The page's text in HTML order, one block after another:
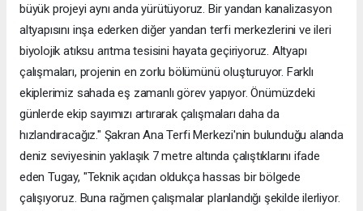
büyük projeyi aynı anda yürütüyoruz. Bir yandan kanalizasyon
altyapısını inşa ederken diğer yandan terfi merkezlerini ve ileri
biyolojik atıksu arıtma tesisini hayata geçiriyoruz. Altyapı
çalışmaları, projenin en zorlu bölümünü oluşturuyor. Farklı
ekiplerimiz sahada eş zamanlı görev yapıyor. Önümüzdeki
günlerde ekip sayımızı artırarak çalışmaları daha da
hızlandıracağız." Şakran Ana Terfi Merkezi'nin bulunduğu alanda
deniz seviyesinin yaklaşık 7 metre altında çalıştıklarını ifade
eden Tugay, "Teknik açıdan oldukça hassas bir bölgede
çalışıyoruz. Buna rağmen çalışmalar planlandığı şekilde ilerliyor.